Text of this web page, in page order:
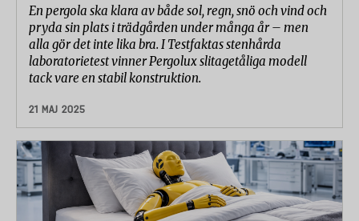
En pergola ska klara av både sol, regn, snö och vind och
pryda sin plats i trädgården under många år – men
alla gör det inte lika bra. I Testfaktas stenhårda
laboratorietest vinner Pergolux slitagetåliga modell
tack vare en stabil konstruktion.
21 MAJ 2025